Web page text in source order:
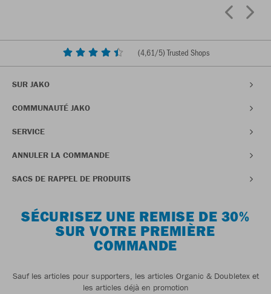
(4,61/5) Trusted Shops
SUR JAKO
COMMUNAUTÉ JAKO
SERVICE
ANNULER LA COMMANDE
SACS DE RAPPEL DE PRODUITS
SÉCURISEZ UNE REMISE DE 30%
SUR VOTRE PREMIÈRE
COMMANDE
Sauf les articles pour supporters, les articles Organic & Doubletex et
les articles déjà en promotion